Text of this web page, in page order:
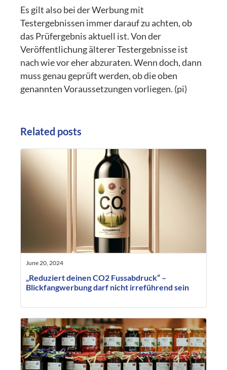
Es gilt also bei der Werbung mit
Testergebnissen immer darauf zu achten, ob
das Prüfergebnis aktuell ist. Von der
Veröffentlichung älterer Testergebnisse ist
nach wie vor eher abzuraten. Wenn doch, dann
muss genau geprüft werden, ob die oben
genannten Voraussetzungen vorliegen. (pi)
Related posts
June 20, 2024
„Reduziert deinen CO2 Fussabdruck“ –
Blickfangwerbung darf nicht irreführend sein